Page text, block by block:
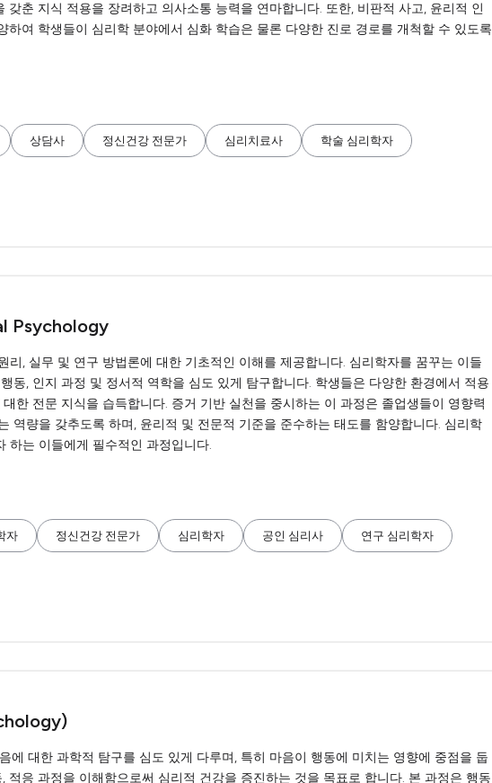
갖춘 지식 적용을 장려하고 의사소통 능력을 연마합니다. 또한, 비판적 사고, 윤리적 인
하여 학생들이 심리학 분야에서 심화 학습은 물론 다양한 진로 경로를 개척할 수 있도록
상담사 정신건강 전문가 심리치료사 학술 심리학자
Psychology
리, 실무 및 연구 방법론에 대한 기초적인 이해를 제공합니다. 심리학자를 꿈꾸는 이들
동, 인지 과정 및 정서적 역학을 심도 있게 탐구합니다. 학생들은 다양한 환경에서 적용
한 전문 지식을 습득합니다. 증거 기반 실천을 중시하는 이 과정은 졸업생들이 영향력
역량을 갖추도록 하며, 윤리적 및 전문적 기준을 준수하는 태도를 함양합니다. 심리학
하는 이들에게 필수적인 과정입니다.
자 정신건강 전문가 심리학자 공인 심리사 연구 심리학자
에 대한 과학적 탐구를 심도 있게 다루며, 특히 마음이 행동에 미치는 영향에 중점을 둡
적응 과정을 이해함으로써 심리적 건강을 증진하는 것을 목표로 합니다. 본 과정은 행동